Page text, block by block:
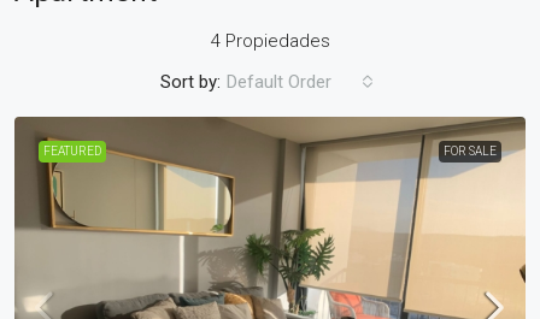
4 Propiedades
Sort by: Default Order
FEATURED FOR SALE